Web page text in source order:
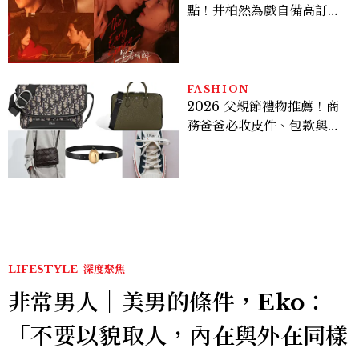
點！井柏然為戲自備高訂，
FASHION
2026 父親節禮物推薦！商
務爸爸必收皮件、包款與鞋
LIFESTYLE 深度聚焦
非常男人｜美男的條件，Eko：
「不要以貌取人，內在與外在同樣